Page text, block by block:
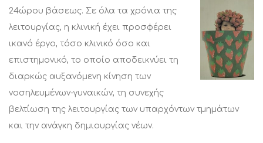
24ώρου βάσεως. Σε όλα τα χρόνια της
λειτουργίας, η κλινική έχει προσφέρει
ικανό έργο, τόσο κλινικό όσο και
επιστημονικό, το οποίο αποδεικνύει τη
διαρκώς αυξανόμενη κίνηση των
νοσηλευμένων-γυναικών, τη συνεχής
βελτίωση της λειτουργίας των υπαρχόντων τμημάτων
και την ανάγκη δημιουργίας νέων.